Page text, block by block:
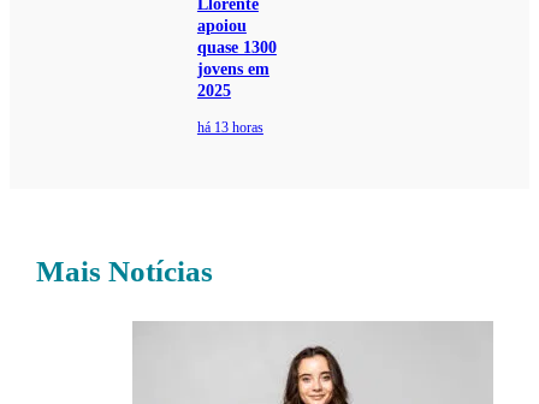
Llorente
apoiou
quase 1300
jovens em
2025
há 13 horas
Mais Notícias